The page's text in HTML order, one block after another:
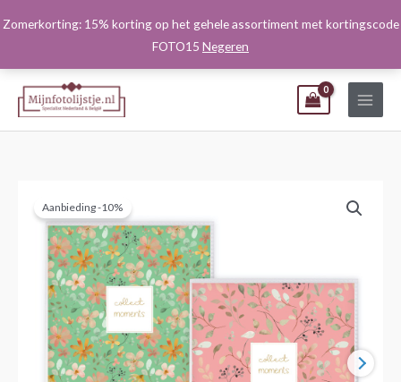
Zomerkorting: 15% korting op het gehele assortiment met kortingscode
FOTO15 Negeren
naar
Aanbieding -10%